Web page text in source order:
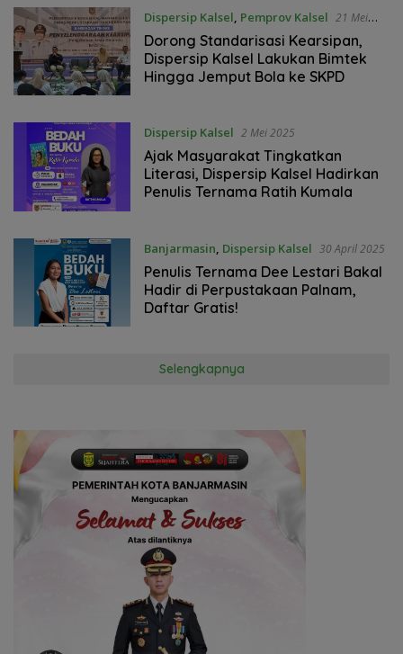
Dispersip Kalsel, Pemprov Kalsel 21 Mei
2025
Dorong Standarisasi Kearsipan,
Dispersip Kalsel Lakukan Bimtek
Hingga Jemput Bola ke SKPD
Dispersip Kalsel 2 Mei 2025
Ajak Masyarakat Tingkatkan
Literasi, Dispersip Kalsel Hadirkan
Penulis Ternama Ratih Kumala
Banjarmasin, Dispersip Kalsel 30 April 2025
Penulis Ternama Dee Lestari Bakal
Hadir di Perpustakaan Palnam,
Daftar Gratis!
Selengkapnya